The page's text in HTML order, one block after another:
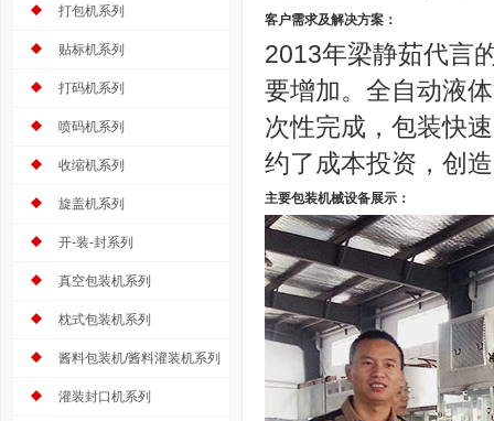
打包机系列
贴标机系列
打码机系列
喷码机系列
收缩机系列
旋盖机系列
开-装-封系列
真空包装机系列
枕式包装机系列
酱料包装机/酱料灌装机系列
灌装封口机系列
客户需求及解决方案：
2013年梁静茹代言
要增加。全自动液
次性完成，包装快
约了成本投资，创
主要包装机械设备展示：